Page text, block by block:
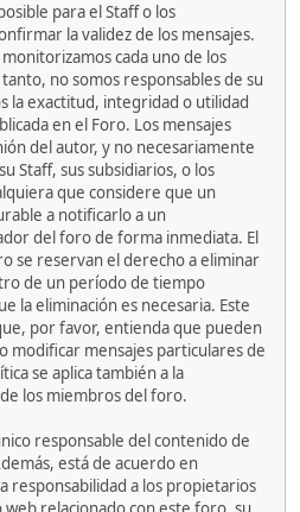
para el Staff o los
la validez de los mensajes.
cada uno de los
no somos responsables de su
la exactitud, integridad o utilidad
en el Foro. Los mensajes
del autor, y no necesariamente
Staff, sus subsidiarios, o los
que considere que un
a notificarlo a un
del foro de forma inmediata. El
se reservan el derecho a eliminar
de un período de tiempo
la eliminación es necesaria. Este
por favor, entienda que pueden
modificar mensajes particulares de
se aplica también a la
los miembros del foro.
responsable del contenido de
está de acuerdo en
responsabilidad a los propietarios